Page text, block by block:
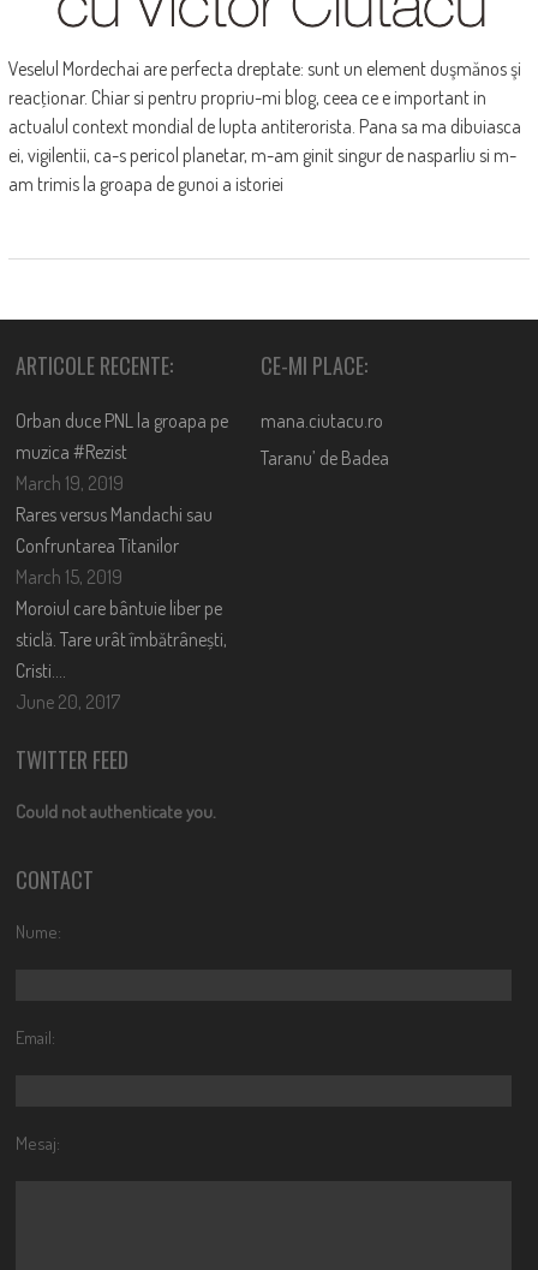
Veselul Mordechai are perfecta dreptate: sunt un element duşmănos şi
reacţionar. Chiar si pentru propriu-mi blog, ceea ce e important in
actualul context mondial de lupta antiterorista. Pana sa ma dibuiasca
ei, vigilentii, ca-s pericol planetar, m-am ginit singur de nasparliu si m-
am trimis la groapa de gunoi a istoriei
ARTICOLE RECENTE:
Orban duce PNL la groapa pe
muzica #Rezist
March 19, 2019
Rares versus Mandachi sau
Confruntarea Titanilor
March 15, 2019
Moroiul care bântuie liber pe
sticlă. Tare urât îmbătrânești,
Cristi….
June 20, 2017
CE-MI PLACE:
mana.ciutacu.ro
Taranu’ de Badea
TWITTER FEED
Could not authenticate you.
CONTACT
Nume:
Email:
Mesaj: